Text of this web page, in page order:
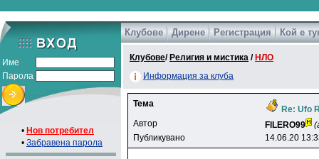
Games
Име
Парола
• Нов потребител
• Забравена парола
Клубове Дирене Регистрация Кой е
Клубове/ Религия и мистика / НЛО
Информация за клуба
Тема
Re: Ufo
Автор
FlLERO99
Публикувано
14.06.20